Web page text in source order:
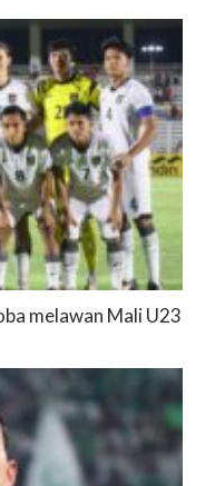
melawan Mali U23